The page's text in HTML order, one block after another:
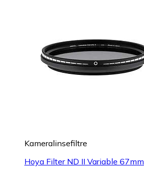
Kameralinsefiltre
Hoya Filter ND II Variable 67mm